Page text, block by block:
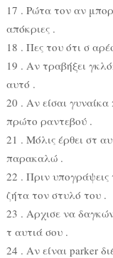
17 . Ρώτα τον αν
απόκριες .
18 . Πες του ότι σ
19 . Αν τραβήξει
αυτό .
20 . Αν είσαι γυναίκα
πρώτο ραντεβού .
21 . Μόλις έρθει στ
παρακαλώ .
22 . Πριν
ζήτα τον στυλό του .
23 . Aρχισε να
τ αυτιά σου .
24 . Αν είναι parker